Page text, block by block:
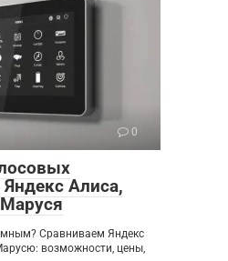
0
Алиса,
Сравниваем Яндекс
возможности, цены,